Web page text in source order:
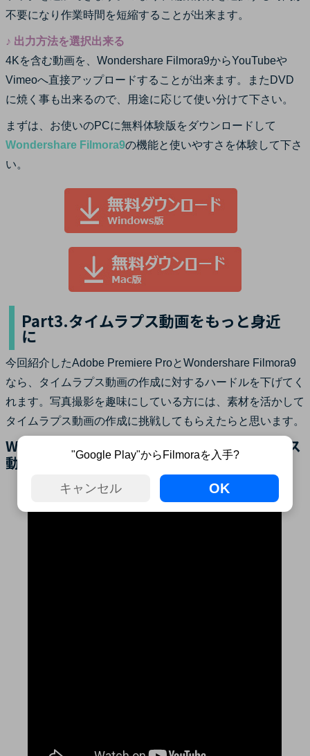
不要になり作業時間を短縮することが出来ます。
♪ 出力方法を選択出来る
4Kを含む動画を、Wondershare Filmora9からYouTubeや
Vimeoへ直接アップロードすることが出来ます。またDVD
に焼く事も出来るので、用途に応じて使い分けて下さい。
まずは、お使いのPCに無料体験版をダウンロードして
Wondershare Filmora9の機能と使いやすさを体験して下さ
い。
Part3.タイムラプス動画をもっと身近
に
今回紹介したAdobe Premiere ProとWondershare Filmora9
なら、タイムラプス動画の作成に対するハードルを下げてく
れます。写真撮影を趣味にしている方には、素材を活かして
タイムラプス動画の作成に挑戦してもらえたらと思います。
Wondershare Filmora9で簡単にタイムラプス
動画作成できる！"Google Play"からFilmoraを入手?
キャンセル OK